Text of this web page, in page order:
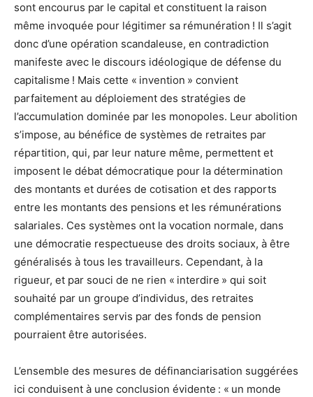
sont encourus par le capital et constituent la raison
même invoquée pour légitimer sa rémunération ! Il s’agit
donc d’une opération scandaleuse, en contradiction
manifeste avec le discours idéologique de défense du
capitalisme ! Mais cette « invention » convient
parfaitement au déploiement des stratégies de
l’accumulation dominée par les monopoles. Leur abolition
s’impose, au bénéfice de systèmes de retraites par
répartition, qui, par leur nature même, permettent et
imposent le débat démocratique pour la détermination
des montants et durées de cotisation et des rapports
entre les montants des pensions et les rémunérations
salariales. Ces systèmes ont la vocation normale, dans
une démocratie respectueuse des droits sociaux, à être
généralisés à tous les travailleurs. Cependant, à la
rigueur, et par souci de ne rien « interdire » qui soit
souhaité par un groupe d’individus, des retraites
complémentaires servis par des fonds de pension
pourraient être autorisées.
L’ensemble des mesures de définanciarisation suggérées
ici conduisent à une conclusion évidente : « un monde